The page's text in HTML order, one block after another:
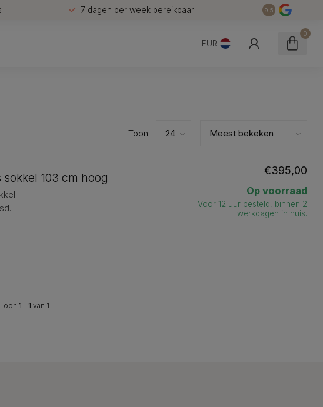
7 dagen per week bereikbaar 9.5
EUR
0
Toon:
103 cm hoog
€395,00
Op voorraad
Voor 12 uur besteld, binnen 2
werkdagen in huis.
Toon 1 - 1 van 1